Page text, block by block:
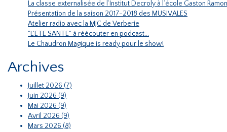
La classe externalisée de l’Institut Decroly à l’école Gaston
Présentation de la saison 2017-2018 des MUSIVALES
Atelier radio avec la MJC de Verberie
"L'ETE SANTE" à réécouter en podcast...
Le Chaudron Magique is ready pour le show!
Archives
Juillet 2026 (7)
Juin 2026 (9)
Mai 2026 (9)
Avril 2026 (9)
Mars 2026 (8)